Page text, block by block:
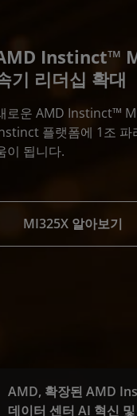
Instinct™
기 리더십 확대
로운 AMD Instinct™
플랫폼에 1조 파
이 됩니다.
MI325X 알아보기
AMD, 확장된 AMD
데이터 센터 AI 혁신